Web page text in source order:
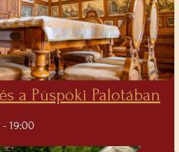
a Püspöki Palotában
- 19:00